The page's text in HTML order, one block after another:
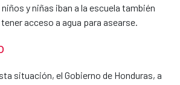
y niñas iban a la escuela también
acceso a agua para asearse.
situación, el Gobierno de Honduras, a